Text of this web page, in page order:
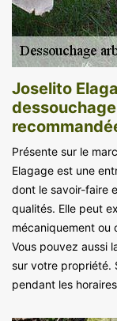
Joselito
Présente sur le
Elagage est une
dont le savoir-faire
qualités. Elle peut
mécaniquement ou
Vous pouvez aussi
sur votre propriété.
pendant les